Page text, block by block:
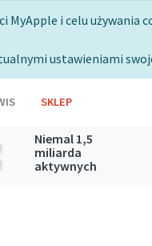
MyApple i celu używania
ustawieniami
SKLEP
Niemal 1,5
miliarda
aktywnych